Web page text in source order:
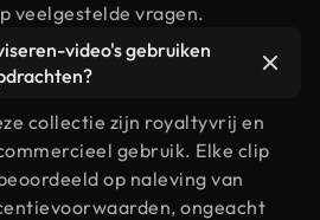
veelgestelde vragen.
video's gebruiken
collectie zijn royaltyvrij en
gebruik. Elke clip
op naleving van
ongeacht